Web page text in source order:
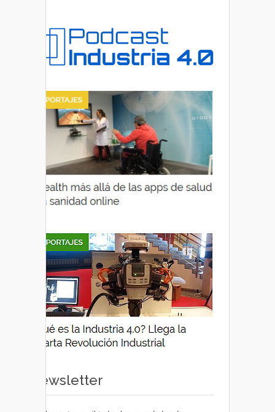
Newsletter